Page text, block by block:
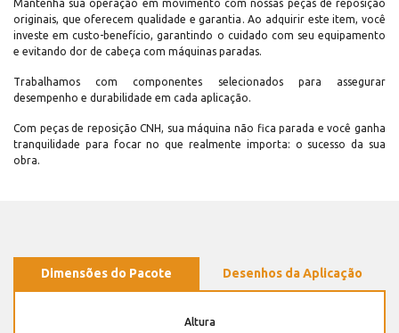
Mantenha sua operação em movimento com nossas peças de reposição
originais, que oferecem qualidade e garantia. Ao adquirir este item, você
investe em custo-benefício, garantindo o cuidado com seu equipamento
e evitando dor de cabeça com máquinas paradas.
Trabalhamos com componentes selecionados para assegurar
desempenho e durabilidade em cada aplicação.
Com peças de reposição CNH, sua máquina não fica parada e você ganha
tranquilidade para focar no que realmente importa: o sucesso da sua
obra.
Dimensões do Pacote Desenhos da Aplicação
Altura